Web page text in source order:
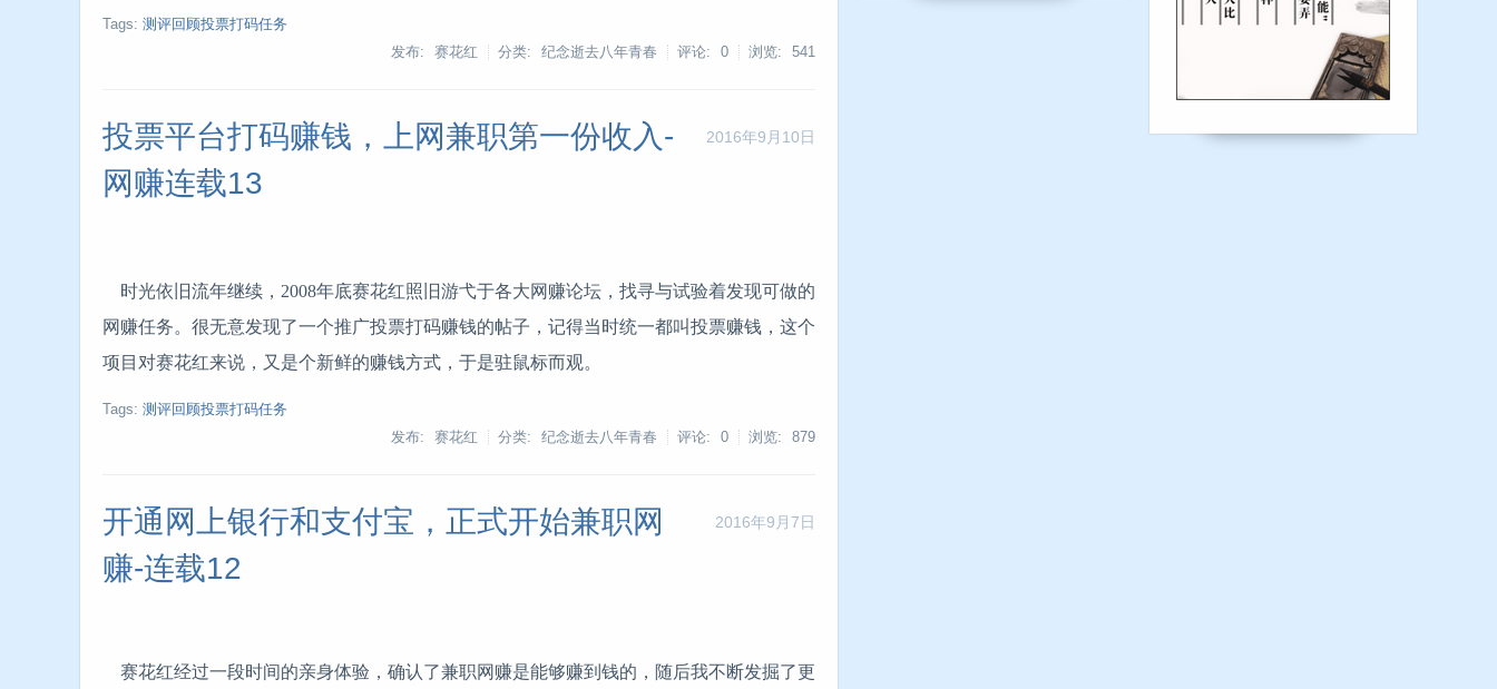
Tags: 测评回顾投票打码任务
发布: 赛花红
分类: 纪念逝去八年青春 评论: 0 浏览: 541
2016年9月10日
投票平台打码赚钱，上网兼职第一份收入-
网赚连载13
时光依旧流年继续，2008年底赛花红照旧游弋于各大网赚论坛，找寻与试验着发现可做的
网赚任务。很无意发现了一个推广投票打码赚钱的帖子，记得当时统一都叫投票赚钱，这个
项目对赛花红来说，又是个新鲜的赚钱方式，于是驻鼠标而观。
Tags: 测评回顾投票打码任务
发布: 赛花红
分类: 纪念逝去八年青春 评论: 0 浏览: 879
2016年9月7日
开通网上银行和支付宝，正式开始兼职网
赚-连载12
赛花红经过一段时间的亲身体验，确认了兼职网赚是能够赚到钱的，随后我不断发掘了更